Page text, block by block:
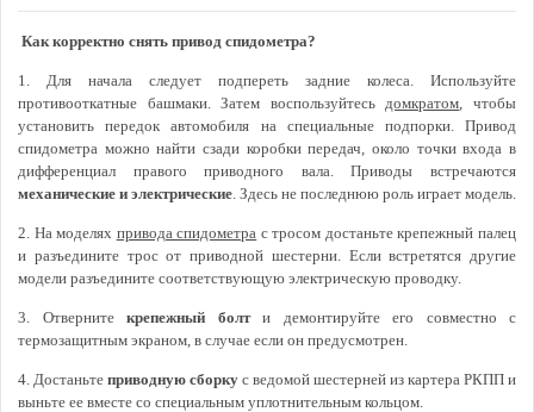
Как корректно снять привод спидометра?
1. Для начала следует подпереть задние колеса. Используйте
противооткатные башмаки. Затем воспользуйтесьдомкратом, чтобы
установить передок автомобиля на специальные подпорки. Привод
спидометра можно найти сзади коробки передач, около точки входа в
дифференциал правого приводного вала. Приводы встречаются
механические и электрические. Здесь не последнюю роль играет модель.
2. На моделях привода спидометра с тросом достаньте крепежный палец
и разъедините трос от приводной шестерни. Если встретятся другие
модели разъедините соответствующую электрическую проводку.
3. Отверните крепежный болти демонтируйте его совместно с
термозащитным экраном, в случае если он предусмотрен.
4. Достаньте приводную сборку с ведомой шестерней из картера РКПП и
выньте ее вместе со специальным уплотнительным кольцом.